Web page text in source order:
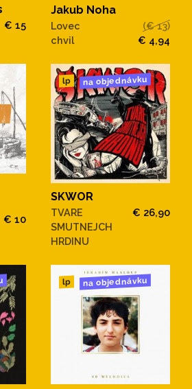
€ 15
Jakub Noha
Lovec
chvil
(€ 13)
€ 4,94
€ 10
lp na objednávku
SKWOR
TVARE
SMUTNEJCH
HRDINU
€ 26,90
lp na objednávku